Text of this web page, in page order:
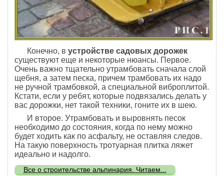
Конечно, в устройстве садовых дорожек
существуют еще и некоторые нюансы. Первое.
Очень важно тщательно утрамбовать сначала слой
щебня, а затем песка, причем трамбовать их надо
не ручной трамбовкой, а специальной виброплитой.
Кстати, если у ребят, которые подвязались делать у
вас дорожки, нет такой техники, гоните их в шею.
И второе. Утрамбовать и выровнять песок
необходимо до состояния, когда по нему можно
будет ходить как по асфальту, не оставляя следов.
На такую поверхность тротуарная плитка ляжет
идеально и надолго.
Все о строительстве альпинария. Читаем...